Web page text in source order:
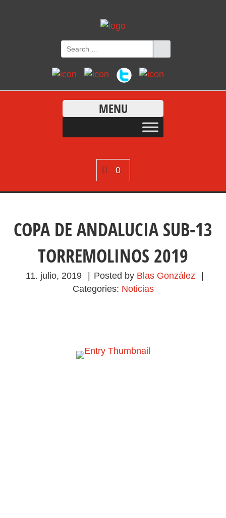
MENU
0
COPA DE ANDALUCIA SUB-13
TORREMOLINOS 2019
11. julio, 2019 Posted by Blas González
Categories: Noticias